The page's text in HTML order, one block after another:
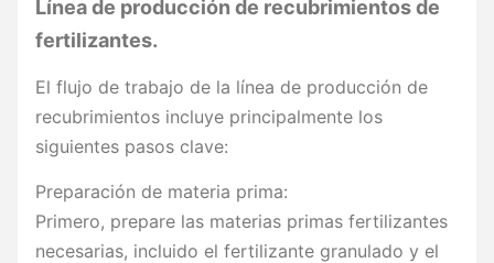
Línea de producción de recubrimientos de
fertilizantes.
El flujo de trabajo de la línea de producción de
recubrimientos incluye principalmente los
siguientes pasos clave:
Preparación de materia prima:
Primero, prepare las materias primas fertilizantes
necesarias, incluido el fertilizante granulado y el